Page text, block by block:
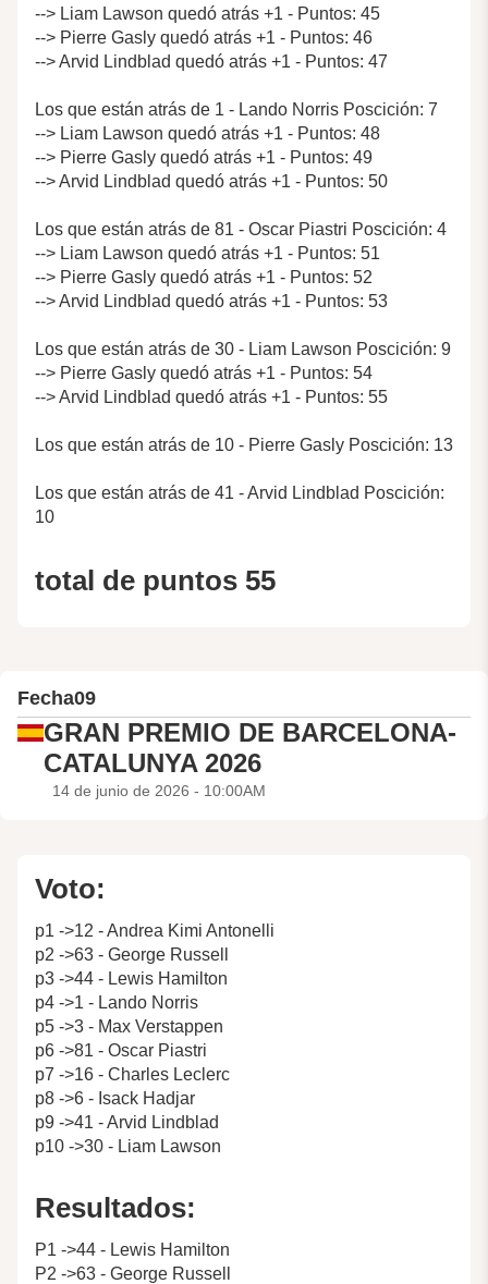
--> Liam Lawson quedó atrás +1 - Puntos: 45
--> Pierre Gasly quedó atrás +1 - Puntos: 46
--> Arvid Lindblad quedó atrás +1 - Puntos: 47
Los que están atrás de 1 - Lando Norris Poscición: 7
--> Liam Lawson quedó atrás +1 - Puntos: 48
--> Pierre Gasly quedó atrás +1 - Puntos: 49
--> Arvid Lindblad quedó atrás +1 - Puntos: 50
Los que están atrás de 81 - Oscar Piastri Poscición: 4
--> Liam Lawson quedó atrás +1 - Puntos: 51
--> Pierre Gasly quedó atrás +1 - Puntos: 52
--> Arvid Lindblad quedó atrás +1 - Puntos: 53
Los que están atrás de 30 - Liam Lawson Poscición: 9
--> Pierre Gasly quedó atrás +1 - Puntos: 54
--> Arvid Lindblad quedó atrás +1 - Puntos: 55
Los que están atrás de 10 - Pierre Gasly Poscición: 13
Los que están atrás de 41 - Arvid Lindblad Poscición:
10
total de puntos 55
Fecha09
GRAN PREMIO DE BARCELONA-
CATALUNYA 2026
14 de junio de 2026 - 10:00AM
Voto:
p1 ->12 - Andrea Kimi Antonelli
p2 ->63 - George Russell
p3 ->44 - Lewis Hamilton
p4 ->1 - Lando Norris
p5 ->3 - Max Verstappen
p6 ->81 - Oscar Piastri
p7 ->16 - Charles Leclerc
p8 ->6 - Isack Hadjar
p9 ->41 - Arvid Lindblad
p10 ->30 - Liam Lawson
Resultados:
P1 ->44 - Lewis Hamilton
P2 ->63 - George Russell